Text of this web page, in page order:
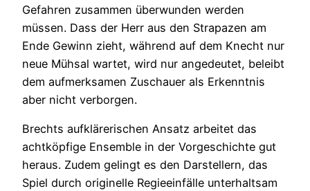
Gefahren zusammen überwunden werden
müssen. Dass der Herr aus den Strapazen am
Ende Gewinn zieht, während auf dem Knecht nur
neue Mühsal wartet, wird nur angedeutet, beleibt
dem aufmerksamen Zuschauer als Erkenntnis
aber nicht verborgen.
Brechts aufklärerischen Ansatz arbeitet das
achtköpfige Ensemble in der Vorgeschichte gut
heraus. Zudem gelingt es den Darstellern, das
Spiel durch originelle Regieeinfälle unterhaltsam